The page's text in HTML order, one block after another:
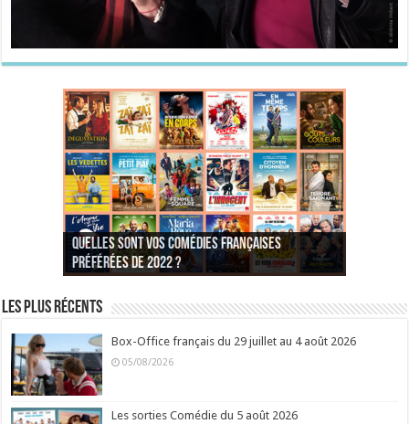
Quelles sont vos comédies françaises
préférées de 2022 ?
Quel est votre personnage préféré du Père
Noël est une ordure ?
Quelles sont vos comédies françaises
préférées de 2021 ?
Quel est votre « Gendarme » préféré ?
Quels sont vos 3 comédies de Jean-Marie Poiré
préférées ?
Quel est votre « Tati » préféré ?
Quel est votre « bronzé » préféré ?
Les plus récents
Box-Office français du 29 juillet au 4 août 2026
05/08/2026
Les sorties Comédie du 5 août 2026